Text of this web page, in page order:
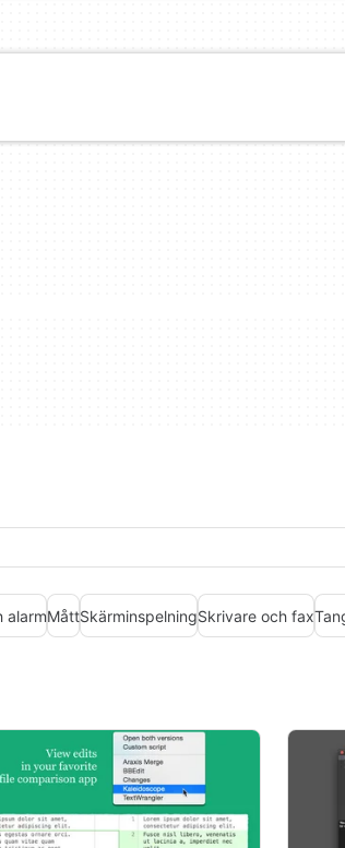
alarmMåttSkärminspelningSkrivare och fax